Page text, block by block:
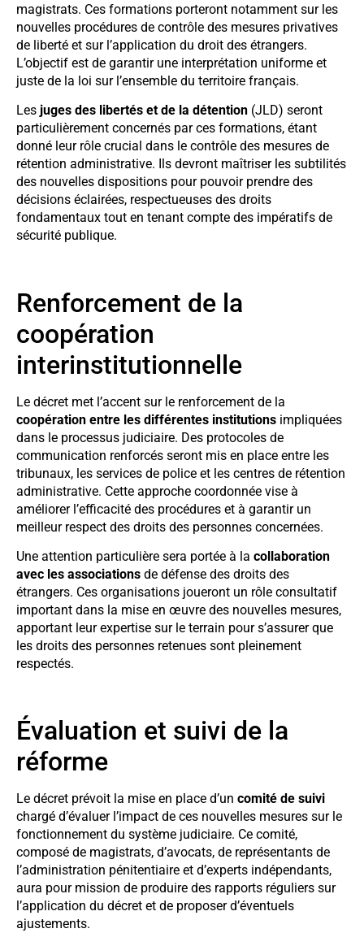
magistrats. Ces formations porteront notamment sur les
nouvelles procédures de contrôle des mesures privatives
de liberté et sur l’application du droit des étrangers.
L’objectif est de garantir une interprétation uniforme et
juste de la loi sur l’ensemble du territoire français.
Les juges des libertés et de la détention (JLD) seront
particulièrement concernés par ces formations, étant
donné leur rôle crucial dans le contrôle des mesures de
rétention administrative. Ils devront maîtriser les subtilités
des nouvelles dispositions pour pouvoir prendre des
décisions éclairées, respectueuses des droits
fondamentaux tout en tenant compte des impératifs de
sécurité publique.
Renforcement de la
coopération
interinstitutionnelle
Le décret met l’accent sur le renforcement de la
coopération entre les différentes institutions impliquées
dans le processus judiciaire. Des protocoles de
communication renforcés seront mis en place entre les
tribunaux, les services de police et les centres de rétention
administrative. Cette approche coordonnée vise à
améliorer l’efficacité des procédures et à garantir un
meilleur respect des droits des personnes concernées.
Une attention particulière sera portée à la collaboration
avec les associations de défense des droits des
étrangers. Ces organisations joueront un rôle consultatif
important dans la mise en œuvre des nouvelles mesures,
apportant leur expertise sur le terrain pour s’assurer que
les droits des personnes retenues sont pleinement
respectés.
Évaluation et suivi de la
réforme
Le décret prévoit la mise en place d’un comité de suivi
chargé d’évaluer l’impact de ces nouvelles mesures sur le
fonctionnement du système judiciaire. Ce comité,
composé de magistrats, d’avocats, de représentants de
l’administration pénitentiaire et d’experts indépendants,
aura pour mission de produire des rapports réguliers sur
l’application du décret et de proposer d’éventuels
ajustements.